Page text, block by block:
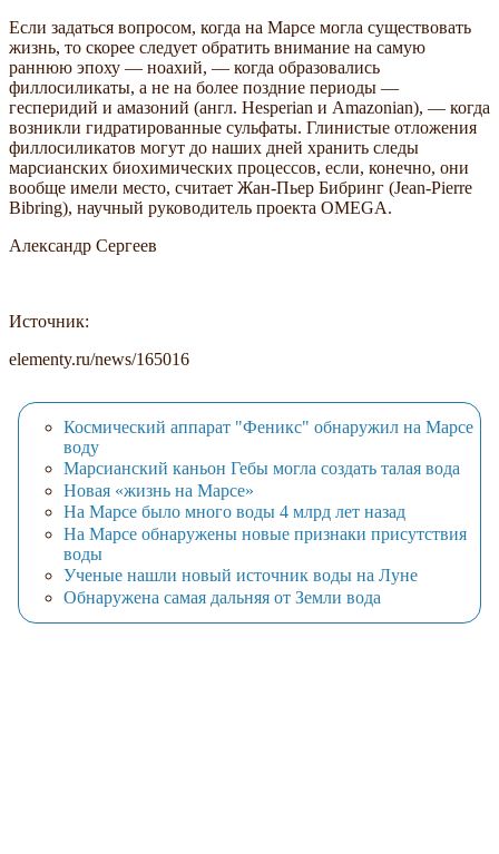
Если задаться вопросом, когда на Марсе могла существовать
жизнь, то скорее следует обратить внимание на самую
раннюю эпоху — ноахий, — когда образовались
филлосиликаты, а не на более поздние периоды —
гесперидий и амазоний (англ. Hesperian и Amazonian), — когда
возникли гидратированные сульфаты. Глинистые отложения
филлосиликатов могут до наших дней хранить следы
марсианских биохимических процессов, если, конечно, они
вообще имели место, считает Жан-Пьер Бибринг (Jean-Pierre
Bibring), научный руководитель проекта OMEGA.
Александр Сергеев
Источник:
elementy.ru/news/165016
Космический аппарат "Феникс" обнаружил на Марсе
воду
Марсианский каньон Гебы могла создать талая вода
Новая «жизнь на Марсе»
На Марсе было много воды 4 млрд лет назад
На Марсе обнаружены новые признаки присутствия
воды
Ученые нашли новый источник воды на Луне
Обнаружена самая дальняя от Земли вода